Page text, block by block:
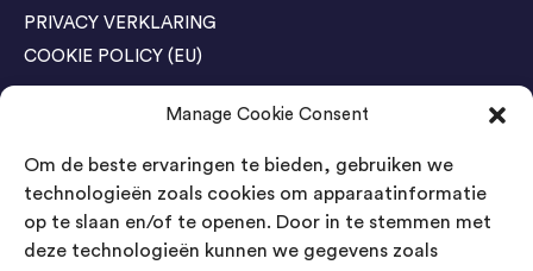
Manage Cookie Consent
Om de beste ervaringen te bieden, gebruiken we
technologieën zoals cookies om apparaatinformatie
op te slaan en/of te openen. Door in te stemmen met
deze technologieën kunnen we gegevens zoals
PRIVACY VERKLARING
COOKIE POLICY (EU)
Agenda Trade Shows
04-05 November / SVG FAIR Winterswijk
Bestel GRATIS kaarten
Bestel GRATIS kaarten